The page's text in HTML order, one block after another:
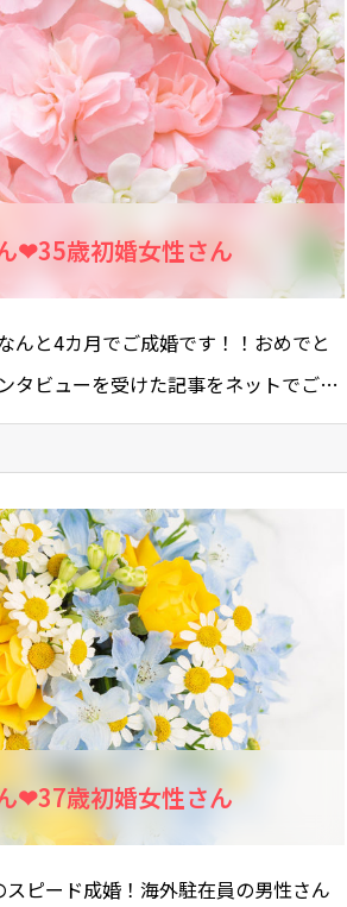
❤35歳初婚女性さん
んと4カ月でご成婚です！！おめでと
タビューを受けた記事をネットでご覧
入会されました。…
❤37歳初婚女性さん
ピード成婚！海外駐在員の男性さん